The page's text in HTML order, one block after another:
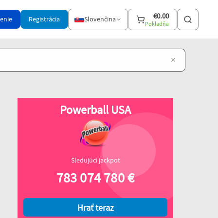
Registrácia Slovenčina €0.00
Pokladňa
×
Powerball USA
Sledujúci jackpot
783 074 780€
Hrať teraz